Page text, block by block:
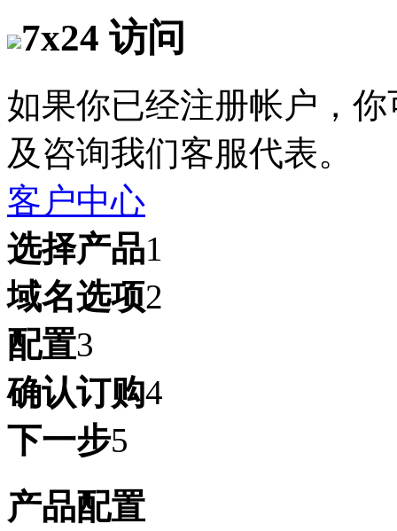
7x24 访问
如果你已经注册帐户，
及咨询我们客服代表。
客户中心
选择产品1
域名选项2
配置3
确认订购4
下一步5
产品配置